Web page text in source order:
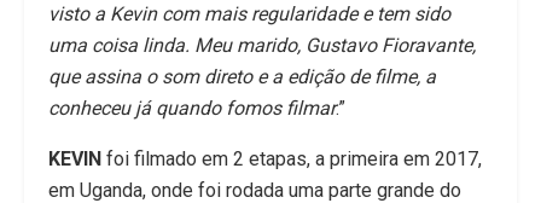
visto a Kevin com mais regularidade e tem sido
uma coisa linda. Meu marido, Gustavo Fioravante,
que assina o som direto e a edição de filme, a
conheceu já quando fomos filmar.”
KEVIN foi filmado em 2 etapas, a primeira em 2017,
em Uganda, onde foi rodada uma parte grande do